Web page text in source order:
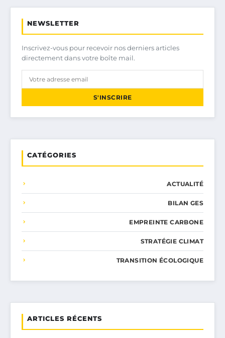
NEWSLETTER
Inscrivez-vous pour recevoir nos derniers articles
directement dans votre boîte mail.
S'INSCRIRE
CATÉGORIES
ACTUALITÉ
BILAN GES
EMPREINTE CARBONE
STRATÉGIE CLIMAT
TRANSITION ÉCOLOGIQUE
ARTICLES RÉCENTS